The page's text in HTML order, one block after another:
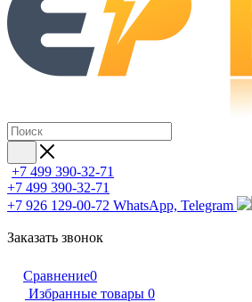
+7 499 390-32-71
+7 499 390-32-71
+7 926 129-00-72 WhatsApp, Telegram
Заказать звонок
Сравнение0
Избранные товары 0